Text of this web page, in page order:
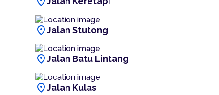
location_onJalan Stutong
location_onJalan Batu Lintang
location_onJalan Kulas